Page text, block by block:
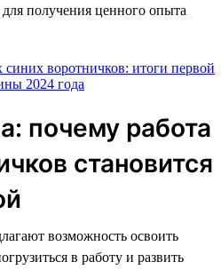
получения ценного опыта
почему работа
становится
возможность освоить
в работу и развить